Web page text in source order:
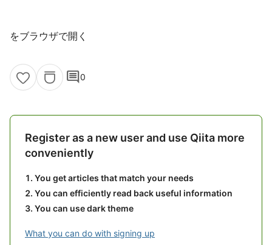
をブラウザで開く
comment0
Register as a new user and use Qiita more
conveniently
You get articles that match your needs
You can efficiently read back useful information
You can use dark theme
What you can do with signing up